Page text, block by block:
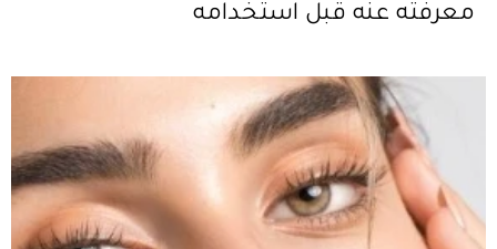
معرفته عنه قبل استخدامه